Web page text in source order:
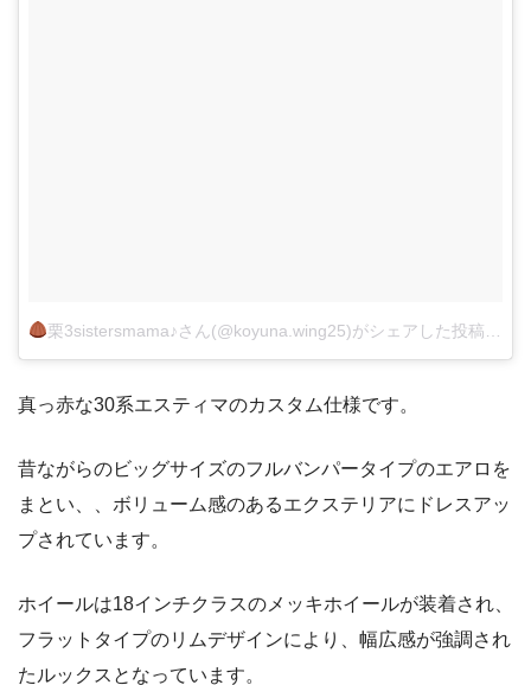
栗3sistersmama♪さん(@koyuna.wing25)がシェアした投稿
真っ赤な30系エスティマのカスタム仕様です。
昔ながらのビッグサイズのフルバンパータイプのエアロを
まとい、、ボリューム感のあるエクステリアにドレスアッ
プされています。
ホイールは18インチクラスのメッキホイールが装着され、
フラットタイプのリムデザインにより、幅広感が強調され
たルックスとなっています。